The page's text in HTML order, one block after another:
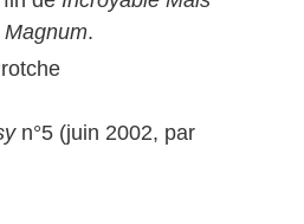
Magnum.
n°5 (juin 2002, par